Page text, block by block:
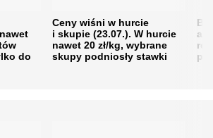
do
Ceny wiśni w hurcie
i skupie (23.07.). W hurcie
nawet 20 zł/kg, wybrane
skupy podniosły stawki